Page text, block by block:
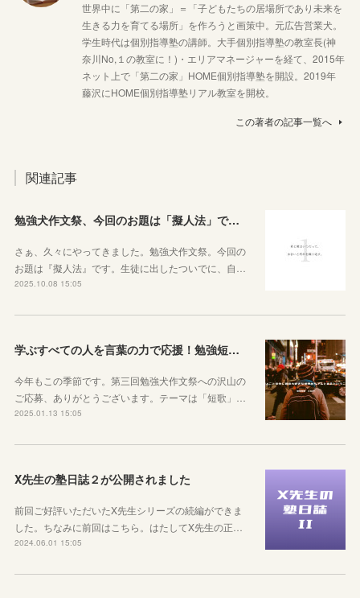
世界中に「第二の家」＝「子どもたちの居場所であり未来を
生きる力を育てる場所」を作ろうと画策中。元広告営業犬。
学生時代は個別指導塾の講師。大手個別指導塾の教室長(神
奈川No,１の教室に！)・エリアマネージャーを経て、2015年
ネット上で「第二の家」HOME個別指導塾を開設。2019年
藤沢にHOME個別指導塾リアル教室を開校。
この著者の記事一覧へ
関連記事
勉強犬作文祭、今回のお題は「擬人法」です！
さぁ、久々にやってきました。勉強犬作文祭。今回の
お題は『擬人法』です。生徒に出したついでに、自…
2025.10.08 15:05
学ぶすべての人を言葉の力で応援！勉強短歌集「学火」【作品随時募集中】
今年もこの季節です。第三回勉強犬作文祭への沢山の
ご応募、ありがとうございます。テーマは「短歌」…
2025.01.13 15:05
X先生の塾日誌２が公開されました
前回ご好評いただいたX先生シリーズの続編ができま
した。ちなみに前回はこちら。はたしてX先生の正…
2024.06.01 15:05